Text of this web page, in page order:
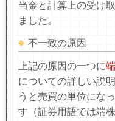
当金と計算上の受け
ました。
不一致の原因
上記の原因の一つに
についての詳しい説
うと売買の単位にな
す（証券用語では端